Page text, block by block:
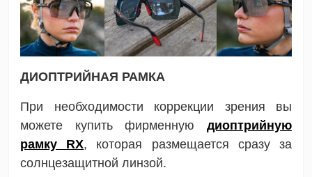
ДИОПТРИЙНАЯ РАМКА
При необходимости коррекции зрения вы
можете купить фирменную
диоптрийную
рамку RX, которая размещается сразу за
солнцезащитной линзой.